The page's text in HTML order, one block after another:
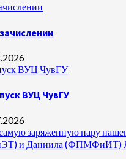
ВУЦ ЧувГУ
ВУЦ ЧувГУ
заряженную пару
и Даниила (ФПМФиИТ)